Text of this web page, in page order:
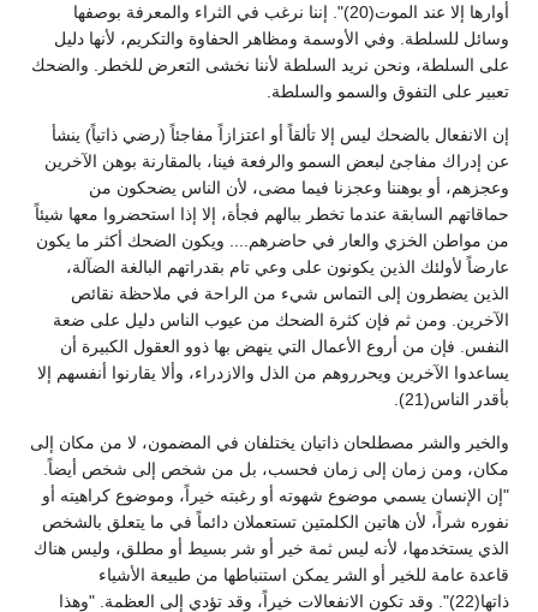
أوارها إلا عند الموت(20)". إننا نرغب في الثراء والمعرفة بوصفها
وسائل للسلطة. وفي الأوسمة ومظاهر الحفاوة والتكريم، لأنها دليل
على السلطة، ونحن نريد السلطة لأننا نخشى التعرض للخطر. والضحك
تعبير على التفوق والسمو والسلطة.
إن الانفعال بالضحك ليس إلا تألقاً أو اعتزازاً مفاجئاً (رضي ذاتياً) ينشأ
عن إدراك مفاجئ لبعض السمو والرفعة فينا، بالمقارنة بوهن الآخرين
وعجزهم، أو بوهننا وعجزنا فيما مضى، لأن الناس يضحكون من
حماقاتهم السابقة عندما تخطر ببالهم فجأة، إلا إذا استحضروا معها شيئاً
من مواطن الخزي والعار في حاضرهم.... ويكون الضحك أكثر ما يكون
عارضاً لأولئك الذين يكونون على وعي تام بقدراتهم البالغة الضآلة،
الذين يضطرون إلى التماس شيء من الراحة في ملاحظة نقائص
الآخرين. ومن ثم فإن كثرة الضحك من عيوب الناس دليل على ضعة
النفس. فإن من أروع الأعمال التي ينهض بها ذوو العقول الكبيرة أن
يساعدوا الآخرين ويحرروهم من الذل والازدراء، وألا يقارنوا أنفسهم إلا
بأقدر الناس(21).
والخير والشر مصطلحان ذاتيان يختلفان في المضمون، لا من مكان إلى
مكان، ومن زمان إلى زمان فحسب، بل من شخص إلى شخص أيضاً.
"إن الإنسان يسمي موضوع شهوته أو رغبته خيراً، وموضوع كراهيته أو
نفوره شراً، لأن هاتين الكلمتين تستعملان دائماً في ما يتعلق بالشخص
الذي يستخدمها، لأنه ليس ثمة خير أو شر بسيط أو مطلق، وليس هناك
قاعدة عامة للخير أو الشر يمكن استنباطها من طبيعة الأشياء
ذاتها(22)". وقد تكون الانفعالات خيراً، وقد تؤدي إلى العظمة. "وهذا